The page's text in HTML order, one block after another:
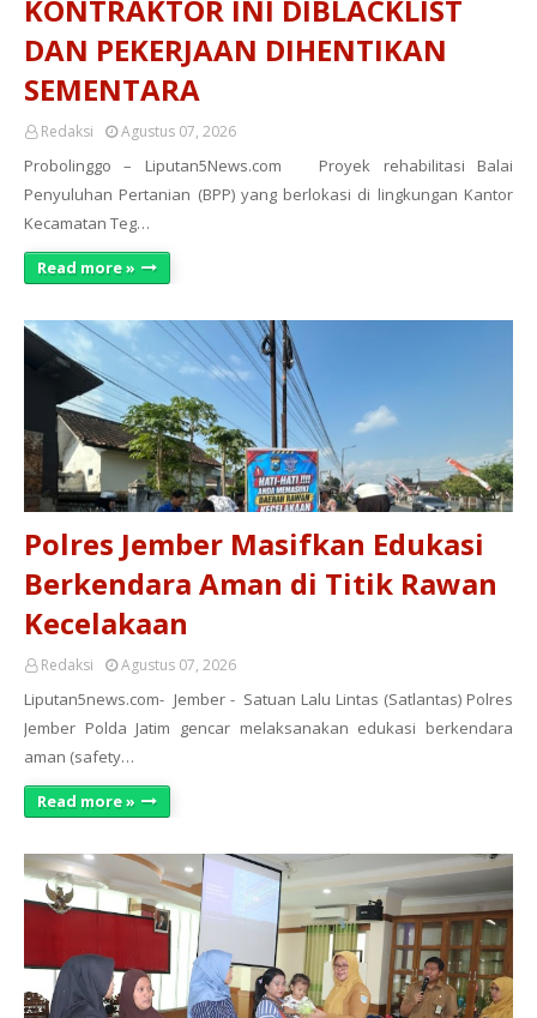
KONTRAKTOR INI DIBLACKLIST
DAN PEKERJAAN DIHENTIKAN
SEMENTARA
Redaksi Agustus 07, 2026
Probolinggo – Liputan5News.com Proyek rehabilitasi Balai
Penyuluhan Pertanian (BPP) yang berlokasi di lingkungan Kantor
Kecamatan Teg…
Read more »
Polres Jember Masifkan Edukasi
Berkendara Aman di Titik Rawan
Kecelakaan
Redaksi Agustus 07, 2026
Liputan5news.com- Jember - Satuan Lalu Lintas (Satlantas) Polres
Jember Polda Jatim gencar melaksanakan edukasi berkendara
aman (safety…
Read more »